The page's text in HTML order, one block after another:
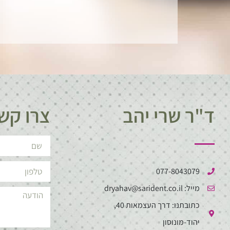
ד"ר שרי יהב
077-8043079
מייל: dryahav@sarident.co.il
כתובתנו: דרך העצמאות 40,
יהוד-מונוסון
צרו